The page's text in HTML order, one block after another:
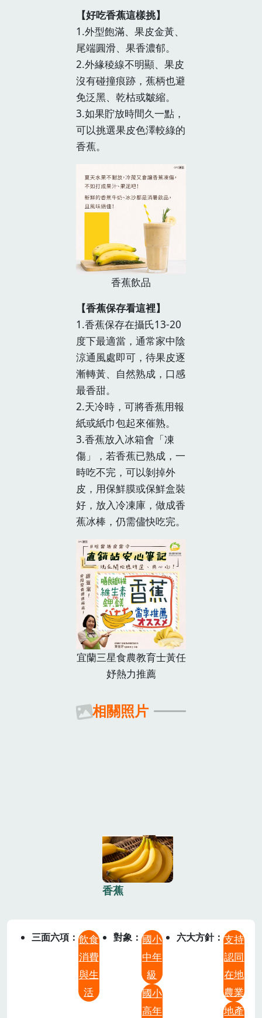
【好吃香蕉這樣挑】
1.外型飽滿、果皮金黃、
尾端圓滑、果香濃郁。
2.外緣稜線不明顯、果皮
沒有碰撞痕跡，蕉柄也避
免泛黑、乾枯或皺縮。
3.如果貯放時間久一點，
可以挑選果皮色澤較綠的
香蕉。
香蕉飲品
【香蕉保存看這裡】
1.香蕉保存在攝氏13-20
度下最適當，通常家中陰
涼通風處即可，待果皮逐
漸轉黃、自然熟成，口感
最香甜。
2.天冷時，可將香蕉用報
紙或紙巾包起來催熟。
3.香蕉放入冰箱會「凍
傷」，若香蕉已熟成，一
時吃不完，可以剝掉外
皮，用保鮮膜或保鮮盒裝
好，放入冷凍庫，做成香
蕉冰棒，仍需儘快吃完。
宜蘭三星食農教育士黃任
妤熱力推薦
相關照片
香蕉
三面六項
飲食
消費
與生
活
對象
國小
中年
級
國小
高年
六大方針
支持
認同
在地
農業
地產